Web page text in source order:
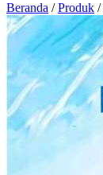
Beranda / Produk /